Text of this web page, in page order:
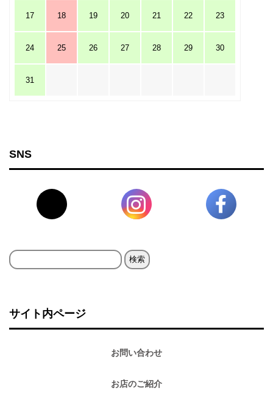
17 18 19 20 21 22 23
24 25 26 27 28 29 30
31
SNS
検
サイト内ページ
お問い合わせ
お店のご紹介